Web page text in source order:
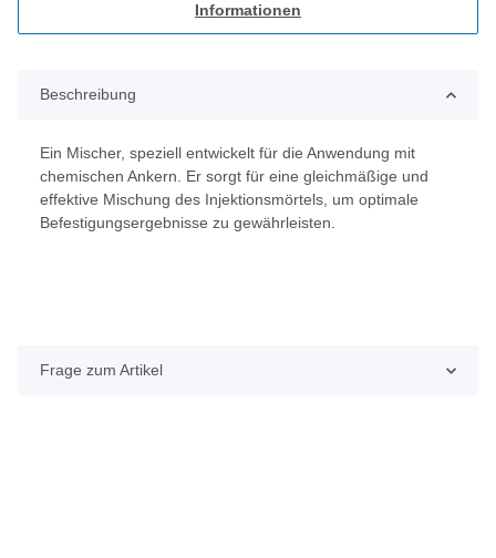
Informationen
Beschreibung
Ein Mischer, speziell entwickelt für die Anwendung mit
chemischen Ankern. Er sorgt für eine gleichmäßige und
effektive Mischung des Injektionsmörtels, um optimale
Befestigungsergebnisse zu gewährleisten.
Frage zum Artikel